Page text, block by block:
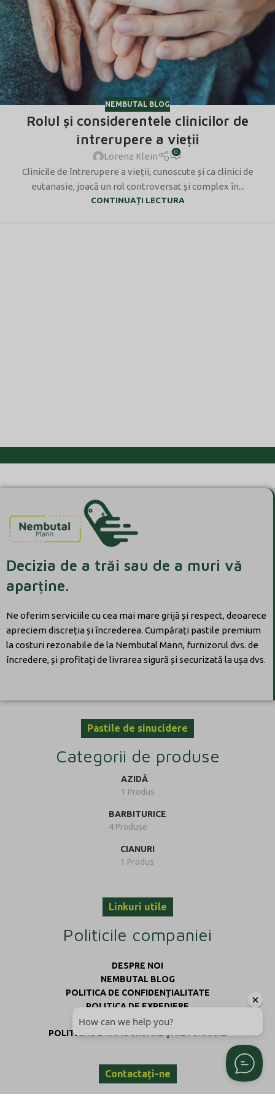
NEMBUTAL BLOG
Rolul și considerentele clinicilor de
întrerupere a vieții
Lorenz Klein 0
Clinicile de întrerupere a vieții, cunoscute și ca clinici de
eutanasie, joacă un rol controversat și complex în...
CONTINUAȚI LECTURA
Decizia de a trăi sau de a muri vă
aparține.
Ne oferim serviciile cu cea mai mare grijă și respect, deoarece
apreciem discreția și încrederea. Cumpărați pastile premium
la costuri rezonabile de la Nembutal Mann, furnizorul dvs. de
încredere, și profitați de livrarea sigură și securizată la ușa dvs.
Pastile de sinucidere
Categorii de produse
AZIDĂ
1 Produs
BARBITURICE
4 Produse
CIANURI
1 Produs
Linkuri utile
Politicile companiei
DESPRE NOI
NEMBUTAL BLOG
POLITICA DE CONFIDENȚIALITATE
POLITICA DE EXPEDIERE
TERMENI ȘI CONDIȚII
POLITICA DE RAMBURSARE ȘI RETURNARE
Contactați-ne